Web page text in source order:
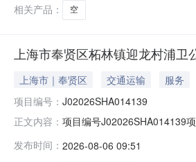
相关产品：
空
上海市奉贤区柘林镇迎龙村浦
上海市｜奉贤区 交通运输 服务
项目编号： J02026SHA014139
正文内容： 项目编号J02026SHA014139
反映。联系电话（赵老师021-
发布时间： 2026-08-06 09:51